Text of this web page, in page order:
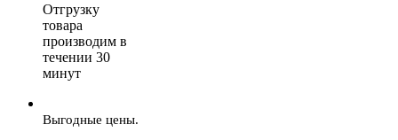
Отгрузку
товара
производим в
течении 30
минут
Выгодные цены.